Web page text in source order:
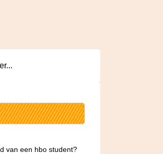
van een hbo student?